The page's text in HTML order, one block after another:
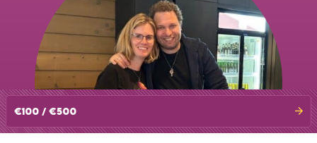
€100 / €500